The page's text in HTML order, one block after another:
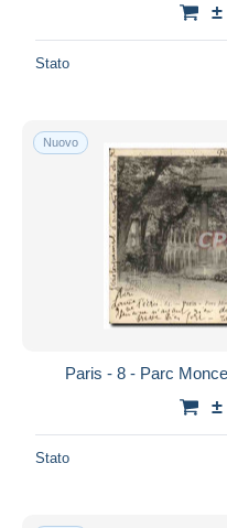
±
Stato
Nuovo
Paris - 8 - Parc
±
Stato